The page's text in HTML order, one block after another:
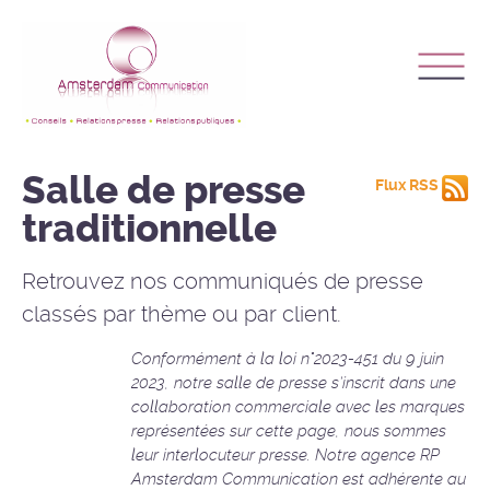
Flux RSS
Salle de presse
traditionnelle
Retrouvez nos communiqués de presse
classés par thème ou par client.
Conformément à la loi n°2023-451 du 9 juin
2023, notre salle de presse s’inscrit dans une
collaboration commerciale avec les marques
représentées sur cette page, nous sommes
leur interlocuteur presse. Notre agence RP
Amsterdam Communication est adhérente au